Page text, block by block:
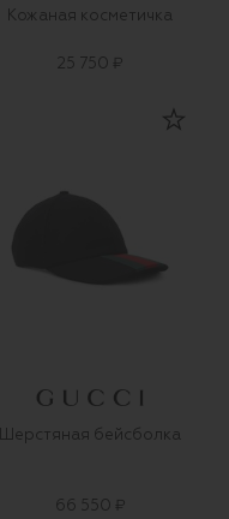
Кожаная косметичка
25 750 ₽
Шерстяная бейсболка
66 550 ₽